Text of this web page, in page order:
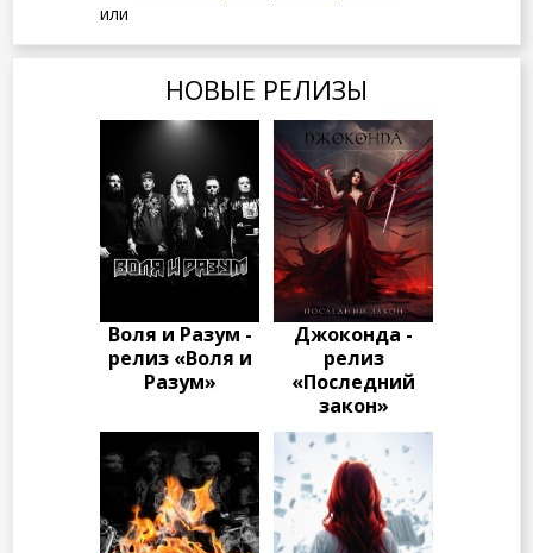
или
НОВЫЕ РЕЛИЗЫ
Воля и Разум -
релиз «Воля и
Разум»
Джоконда -
релиз
«Последний
закон»